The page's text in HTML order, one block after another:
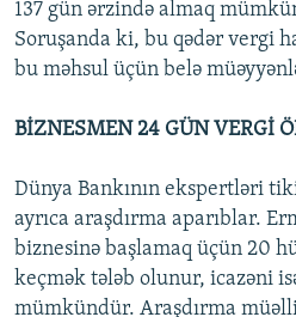
137 gün ərzində almaq
Soruşanda ki, bu qədər vergi
bu məhsul üçün belə
BİZNESMEN 24 GÜN VERGİ
Dünya Bankının ekspertləri
ayrıca araşdırma aparıblar.
biznesinə başlamaq üçün 20
keçmək tələb olunur, icazəni
mümkündür. Araşdırma